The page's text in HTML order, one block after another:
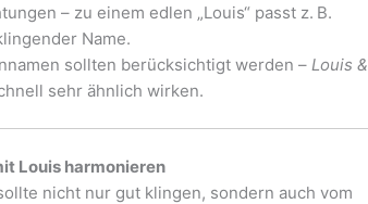
– zu einem edlen „Louis“ passt z. B.
Name.
sollten berücksichtigt werden – Louis &
sehr ähnlich wirken.
Louis harmonieren
nicht nur gut klingen, sondern auch vom